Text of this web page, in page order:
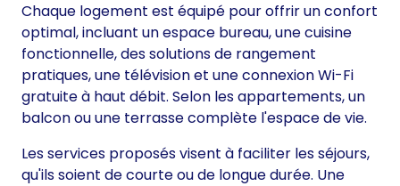
Chaque logement est équipé pour offrir un confort
optimal, incluant un espace bureau, une cuisine
fonctionnelle, des solutions de rangement
pratiques, une télévision et une connexion Wi-Fi
gratuite à haut débit. Selon les appartements, un
balcon ou une terrasse complète l'espace de vie.
Les services proposés visent à faciliter les séjours,
qu'ils soient de courte ou de longue durée. Une